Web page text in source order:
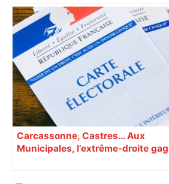
Carcassonne, Castres… Aux
Municipales, l’extrême-droite